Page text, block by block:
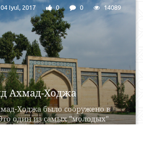
Ахмад-Ходжа
Ходжа было сооружено в
один из самых "молодых"
04 Iyul, 2017 0 0 14089